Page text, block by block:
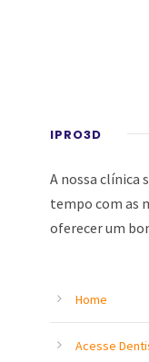
IPRO3D
A nossa clínica
tempo com as
oferecer um
Home
Acesse